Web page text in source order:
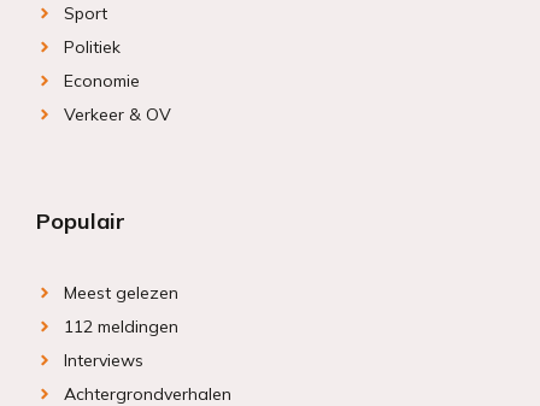
Sport
Politiek
Economie
Verkeer & OV
Populair
Meest gelezen
112 meldingen
Interviews
Achtergrondverhalen